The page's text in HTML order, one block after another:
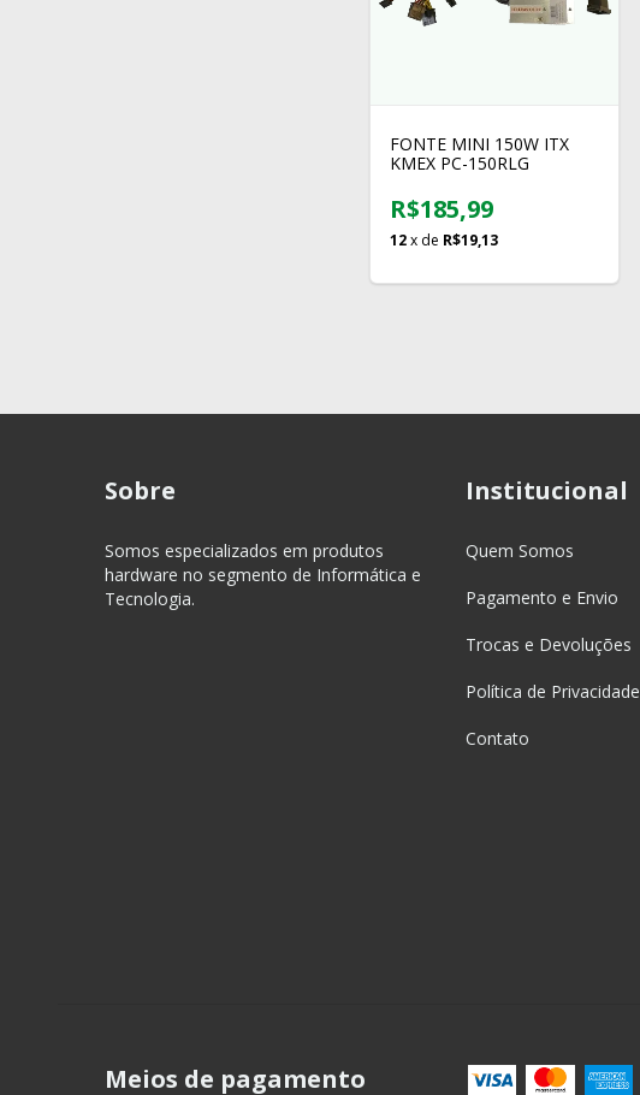
FONTE MINI 150W ITX
KMEX PC-150RLG
R$185,99
12x de R$19,13
Sobre
Somos especializados em produtos
hardware no segmento de Informática e
Tecnologia.
Institucional
Quem Somos
Pagamento e Envio
Trocas e Devoluções
Política de Privacidade
Contato
Meios de pagamento